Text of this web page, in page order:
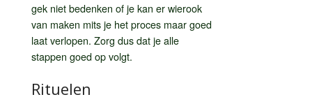
gek niet bedenken of je kan er wierook
van maken mits je het proces maar goed
laat verlopen. Zorg dus dat je alle
stappen goed op volgt.
Rituelen